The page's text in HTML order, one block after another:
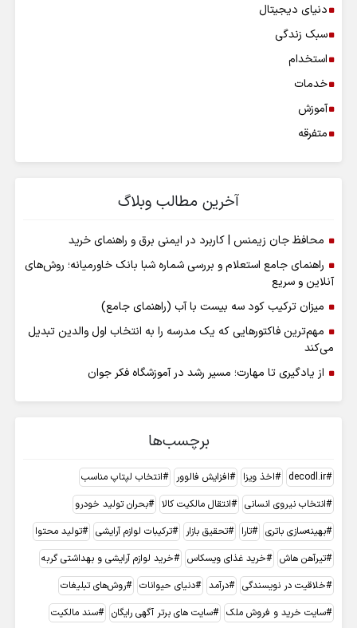
دنیای دیجیتال
سبک زندگی
استخدام
خدمات
آموزش
متفرقه
آخرین مطالب وبلاگ
محافظ جان زیمنس | کاربرد در ایمنی برق و راهنمای خرید
راهنمای جامع استعلام و بررسی شماره شبا بانک خاورمیانه؛ روش‌های
آنلاین و سریع
میزان ترکیب کود سه بیست با آب (راهنمای جامع)
مهم‌ترین فاکتورهایی که یک مدرسه را به انتخاب اول والدین تبدیل
می‌کند
از یادگیری تا مهارت؛ مسیر رشد در آموزشگاه فکر جوان
برچسب‌ها
decodl.ir اخذ ویزا افزایش فالوور
انتخاب لپتاپ مناسب
انتخاب نیروی انسانی
انتقال مالکیت کالا
بحران تولید خودرو
بهینه‌سازی باتری
تارا تحقیق بازار ترکیبات لوازم آرایشی
تولید محتوا
تیرآهن هاش
خرید غذای ویسکاس
خرید لوازم آرایشی و بهداشتی گربه
خلاقیت در نویسندگی
درآمد دنیای حیوانات
روش‌های تبلیغات
سایت خرید و فروش ملک
سایت های برتر آگهی رایگان
سند مالکیت